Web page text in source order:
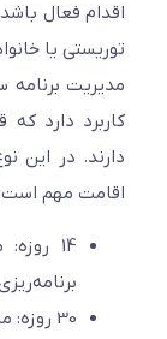
یا خانوادگی به
دارد که قصد
در این نوع، دقت
مهم است.
14 روزه:
برنامه‌ریزی دقیق